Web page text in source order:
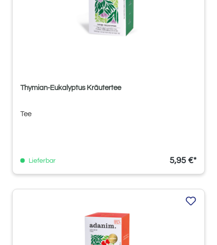
Thymian-Eukalyptus Kräutertee
Tee
Lieferbar 5,95 €*